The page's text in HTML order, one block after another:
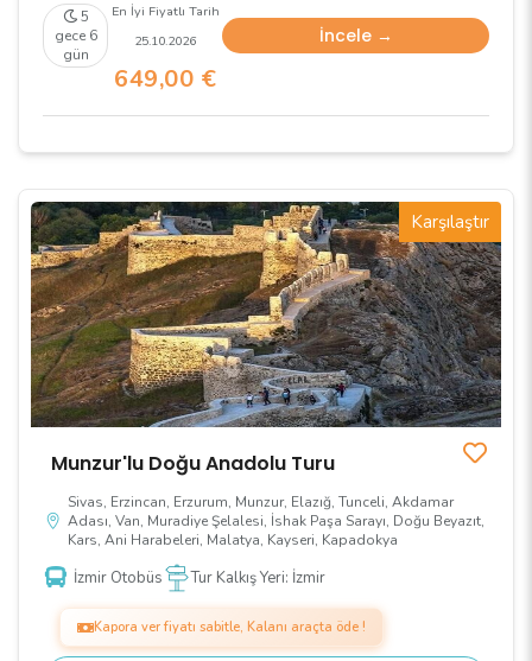
5
gece 6
gün
En İyi Fiyatlı Tarih
25.10.2026
649,00 €
İncele →
Karşılaştır
Munzur'lu Doğu Anadolu Turu
Sivas, Erzincan, Erzurum, Munzur, Elazığ, Tunceli, Akdamar
Adası, Van, Muradiye Şelalesi, İshak Paşa Sarayı, Doğu Beyazıt,
Kars, Ani Harabeleri, Malatya, Kayseri, Kapadokya
İzmir Otobüs Tur Kalkış Yeri: İzmir
Kapora ver fiyatı sabitle, Kalanı araçta öde !